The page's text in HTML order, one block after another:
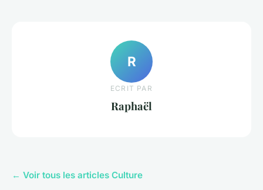
R
ECRIT PAR
Raphaël
← Voir tous les articles Culture